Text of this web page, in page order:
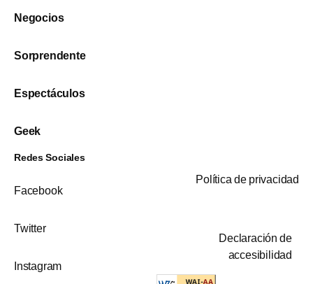
Negocios
Sorprendente
Espectáculos
Geek
Redes Sociales
Facebook
Twitter
Instagram
Política de privacidad
Declaración de
accesibilidad